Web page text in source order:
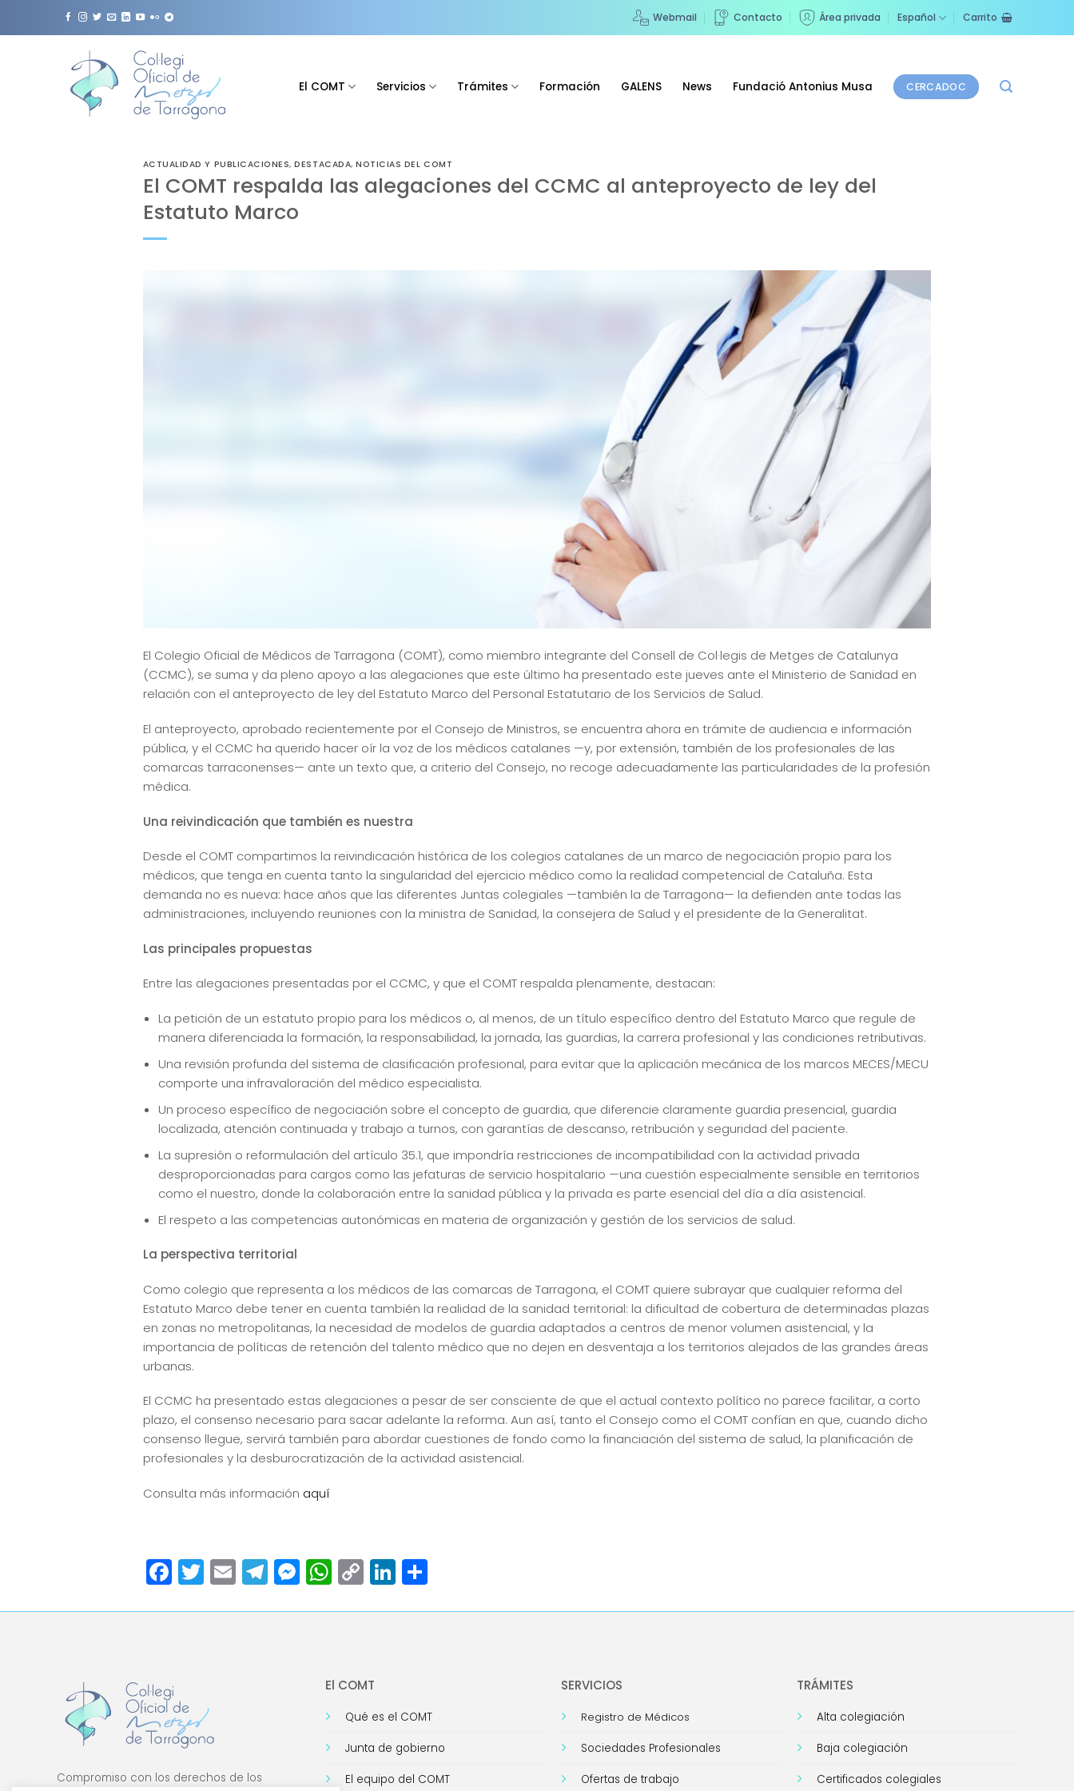
Webmail Contacto Área privada Español Carrito
El COMT Servicios Trámites Formación GALENS News Fundació Antonius Musa CERCADOC
ACTUALIDAD Y PUBLICACIONES,DESTACADA,NOTICIAS DEL COMT
El COMT respalda las alegaciones del CCMC al anteproyecto de ley del
Estatuto Marco
El Colegio Oficial de Médicos de Tarragona (COMT), como miembro integrante del Consell de Col·legis de Metges de Catalunya
(CCMC), se suma y da pleno apoyo a las alegaciones que este último ha presentado este jueves ante el Ministerio de Sanidad en
relación con el anteproyecto de ley del Estatuto Marco del Personal Estatutario de los Servicios de Salud.
El anteproyecto, aprobado recientemente por el Consejo de Ministros, se encuentra ahora en trámite de audiencia e información
pública, y el CCMC ha querido hacer oír la voz de los médicos catalanes —y, por extensión, también de los profesionales de las
comarcas tarraconenses— ante un texto que, a criterio del Consejo, no recoge adecuadamente las particularidades de la profesión
médica.
Una reivindicación que también es nuestra
Desde el COMT compartimos la reivindicación histórica de los colegios catalanes de un marco de negociación propio para los
médicos, que tenga en cuenta tanto la singularidad del ejercicio médico como la realidad competencial de Cataluña. Esta
demanda no es nueva: hace años que las diferentes Juntas colegiales —también la de Tarragona— la defienden ante todas las
administraciones, incluyendo reuniones con la ministra de Sanidad, la consejera de Salud y el presidente de la Generalitat.
Las principales propuestas
Entre las alegaciones presentadas por el CCMC, y que el COMT respalda plenamente, destacan:
La petición de un estatuto propio para los médicos o, al menos, de un título específico dentro del Estatuto Marco que regule de
manera diferenciada la formación, la responsabilidad, la jornada, las guardias, la carrera profesional y las condiciones retributivas.
Una revisión profunda del sistema de clasificación profesional, para evitar que la aplicación mecánica de los marcos MECES/MECU
comporte una infravaloración del médico especialista.
Un proceso específico de negociación sobre el concepto de guardia, que diferencie claramente guardia presencial, guardia
localizada, atención continuada y trabajo a turnos, con garantías de descanso, retribución y seguridad del paciente.
La supresión o reformulación del artículo 35.1, que impondría restricciones de incompatibilidad con la actividad privada
desproporcionadas para cargos como las jefaturas de servicio hospitalario —una cuestión especialmente sensible en territorios
como el nuestro, donde la colaboración entre la sanidad pública y la privada es parte esencial del día a día asistencial.
El respeto a las competencias autonómicas en materia de organización y gestión de los servicios de salud.
La perspectiva territorial
Como colegio que representa a los médicos de las comarcas de Tarragona, el COMT quiere subrayar que cualquier reforma del
Estatuto Marco debe tener en cuenta también la realidad de la sanidad territorial: la dificultad de cobertura de determinadas plazas
en zonas no metropolitanas, la necesidad de modelos de guardia adaptados a centros de menor volumen asistencial, y la
importancia de políticas de retención del talento médico que no dejen en desventaja a los territorios alejados de las grandes áreas
urbanas.
El CCMC ha presentado estas alegaciones a pesar de ser consciente de que el actual contexto político no parece facilitar, a corto
plazo, el consenso necesario para sacar adelante la reforma. Aun así, tanto el Consejo como el COMT confían en que, cuando dicho
consenso llegue, servirá también para abordar cuestiones de fondo como la financiación del sistema de salud, la planificación de
profesionales y la desburocratización de la actividad asistencial.
Consulta más información aquí
Facebook
Twitter
EmailTelegram
Messenger
WhatsApp
Copy
Link
LinkedIn
Compartir
Compromiso con los derechos de los
El COMT
Qué es el COMT
Junta de gobierno
El equipo del COMT
SERVICIOS
Registro de Médicos
Sociedades Profesionales
Ofertas de trabajo
TRÁMITES
Alta colegiación
Baja colegiación
Certificados colegiales